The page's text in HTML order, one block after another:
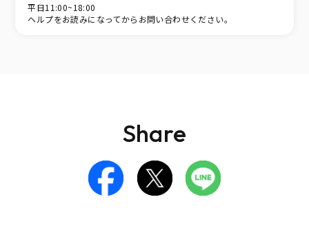
平日11:00~18:00
ヘルプをお読みになってからお問い合わせください。
Share